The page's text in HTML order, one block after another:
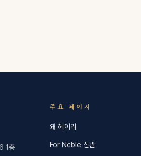
1층
주요 페이지
왜 헤이리
For Noble 신관